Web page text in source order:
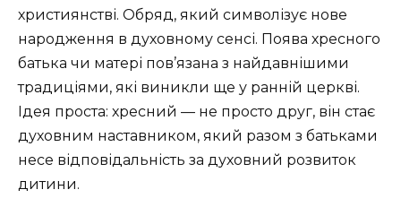
християнстві. Обряд, який символізує нове
народження в духовному сенсі. Поява хресного
батька чи матері пов’язана з найдавнішими
традиціями, які виникли ще у ранній церкві.
Ідея проста: хресний — не просто друг, він стає
духовним наставником, який разом з батьками
несе відповідальність за духовний розвиток
дитини.